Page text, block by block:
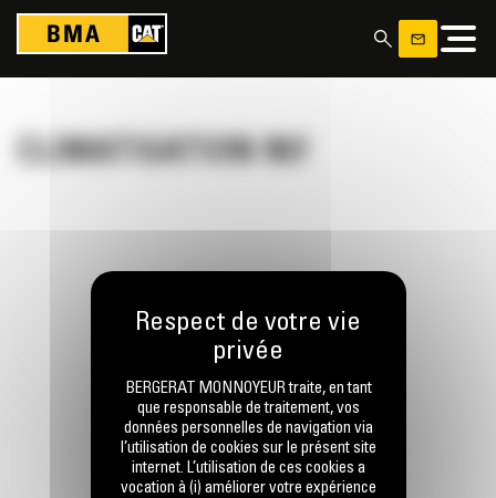
CLIMATISATION 907
Appelez-nous
0770 555 556
Panneau de gestion des cookies
BERGERAT MONNOYEUR traite, en tant
que responsable de traitement, vos
données personnelles de navigation via
l’utilisation de cookies sur le présent site
internet. L’utilisation de ces cookies a
vocation à (i) améliorer votre expérience